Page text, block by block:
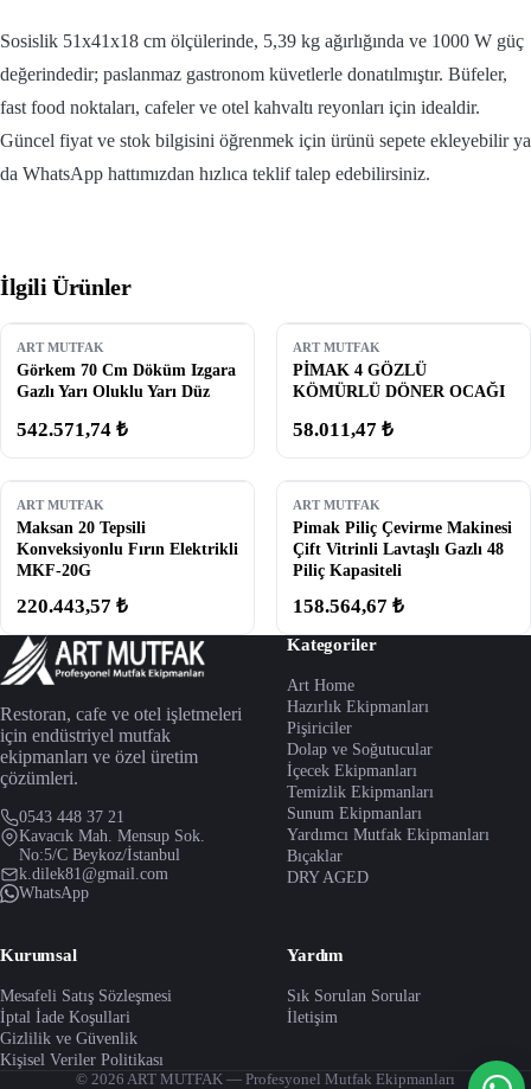
Sosislik 51x41x18 cm ölçülerinde, 5,39 kg ağırlığında ve 1000 W güç
değerindedir; paslanmaz gastronom küvetlerle donatılmıştır. Büfeler,
fast food noktaları, cafeler ve otel kahvaltı reyonları için idealdir.
Güncel fiyat ve stok bilgisini öğrenmek için ürünü sepete ekleyebilir ya
da WhatsApp hattımızdan hızlıca teklif talep edebilirsiniz.
İlgili Ürünler
ART MUTFAK
Görkem 70 Cm Döküm Izgara
Gazlı Yarı Oluklu Yarı Düz
542.571,74 ₺
ART MUTFAK
PİMAK 4 GÖZLÜ
KÖMÜRLÜ DÖNER OCAĞI
58.011,47 ₺
ART MUTFAK
Maksan 20 Tepsili
Konveksiyonlu Fırın Elektrikli
MKF-20G
220.443,57 ₺
ART MUTFAK
Pimak Piliç Çevirme Makinesi
Çift Vitrinli Lavtaşlı Gazlı 48
Piliç Kapasiteli
158.564,67 ₺
Restoran, cafe ve otel işletmeleri
için endüstriyel mutfak
ekipmanları ve özel üretim
çözümleri.
0543 448 37 21
Kavacık Mah. Mensup Sok.
No:5/C Beykoz/İstanbul
k.dilek81@gmail.com
WhatsApp
Kategoriler
Art Home
Hazırlık Ekipmanları
Pişiriciler
Dolap ve Soğutucular
İçecek Ekipmanları
Temizlik Ekipmanları
Sunum Ekipmanları
Yardımcı Mutfak Ekipmanları
Bıçaklar
DRY AGED
Kurumsal
Mesafeli Satış Sözleşmesi
İptal İade Koşullari
Gizlilik ve Güvenlik
Kişisel Veriler Politikası
Yardım
Sık Sorulan Sorular
İletişim
© 2026 ART MUTFAK — Profesyonel Mutfak Ekipmanları